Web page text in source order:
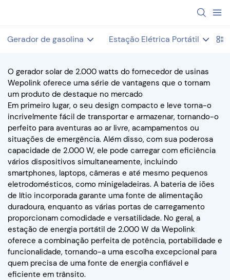
Gerador de gasolina Estação Elétrica Portátil
O gerador solar de 2.000 watts do fornecedor de usinas
Wepolink oferece uma série de vantagens que o tornam
um produto de destaque no mercado
Em primeiro lugar, o seu design compacto e leve torna-o
incrivelmente fácil de transportar e armazenar, tornando-o
perfeito para aventuras ao ar livre, acampamentos ou
situações de emergência. Além disso, com sua poderosa
capacidade de 2.000 W, ele pode carregar com eficiência
vários dispositivos simultaneamente, incluindo
smartphones, laptops, câmeras e até mesmo pequenos
eletrodomésticos, como minigeladeiras. A bateria de iões
de lítio incorporada garante uma fonte de alimentação
duradoura, enquanto as várias portas de carregamento
proporcionam comodidade e versatilidade. No geral, a
estação de energia portátil de 2.000 W da Wepolink
oferece a combinação perfeita de potência, portabilidade e
funcionalidade, tornando-a uma escolha excepcional para
quem precisa de uma fonte de energia confiável e
eficiente em trânsito.